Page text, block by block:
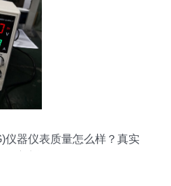
仪器仪表质量怎么样？真实